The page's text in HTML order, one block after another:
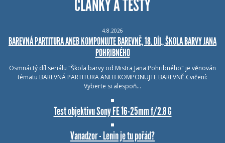
ČLÁNKY A TESTY
4.8.2026
BAREVNÁ PARTITURA ANEB KOMPONUJTE BAREVNĚ, 18. DÍL, ŠKOLA BARVY JANA
POHRIBNÉHO
Osmnáctý díl seriálu "Škola barvy od Mistra Jana Pohribného" je věnován
tématu BAREVNÁ PARTITURA ANEB KOMPONUJTE BAREVNĚ.Cvičení:
Vyberte si alespoň…
Test objektivu Sony FE 16-25mm f/2.8 G
Vanadzor - Lenin je tu pořád?